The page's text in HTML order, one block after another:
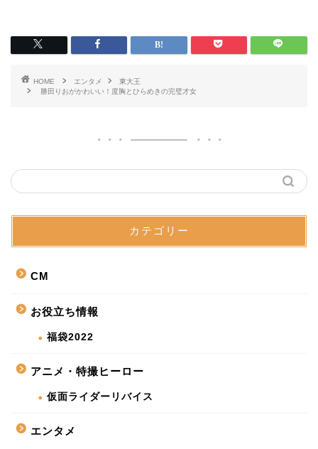
HOME エンタメ
東大王
勝田りおがかわいい！度胸とひらめきの完璧才女
カテゴリー
CM
お役立ち情報
福袋2022
アニメ・特撮ヒーロー
仮面ライダーリバイス
エンタメ